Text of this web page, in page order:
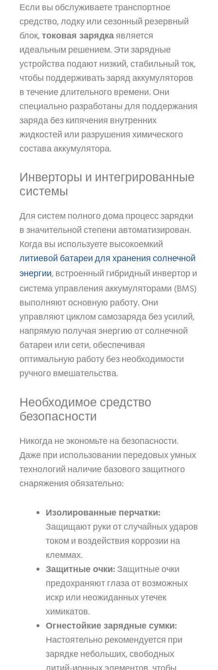
Если вы обслуживаете транспортное
средство, лодку или сезонный резервный
блок,токовая зарядкаявляется
идеальным решением. Эти зарядные
устройства подают низкий, стабильный ток,
чтобы поддерживать заряд аккумуляторов
в течение длительного времени. Они
специально разработаны для поддержания
заряда без кипячения внутренних
жидкостей или разрушения химического
состава аккумулятора.
Инверторы и интегрированные
системы
Для систем полного дома процесс зарядки
в значительной степени автоматизирован.
Когда вы используете высокоемкий
литиевой батареи для хранения солнечной
энергии, встроенный гибридный инвертор и
система управления аккумуляторами (BMS)
выполняют основную работу. Они
управляют циклом самозаряда без усилий,
напрямую получая энергию от солнечной
батареи или сети, обеспечивая
оптимальную работу без необходимости
ручного вмешательства.
Необходимое средство
безопасности
Никогда не экономьте на безопасности.
Даже при использовании передовых умных
технологий наличие базового защитного
снаряжения обязательно:
Изолированные перчатки:
Защищают руки от случайных ударов
током и воздействия коррозии на
клеммах.
Защитные очки: Защитные очки
предохраняют глаза от возможных
искр или неожиданных утечек
химикатов.
Огнестойкие зарядные сумки:
Настоятельно рекомендуется при
зарядке небольших, свободных